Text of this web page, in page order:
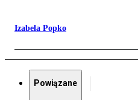
Izabela Popko
Powiązane